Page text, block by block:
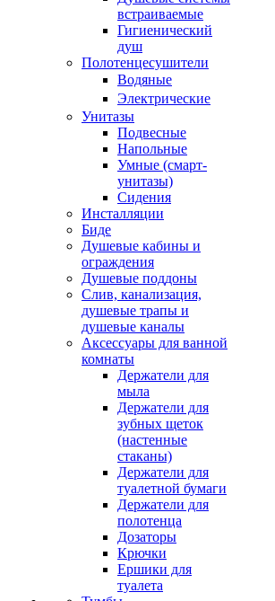
встраиваемые
Гигиенический
душ
Полотенцесушители
ㅤВодяные
ㅤЭлектрические
Унитазы
Подвесные
Напольные
Умные (смарт-
унитазы)
Сидения
Инсталляции
Биде
Душевые кабины и
ограждения
Душевые поддоны
Слив, канализация,
душевые трапы и
душевые каналы
Аксессуары для ванной
комнаты
Держатели для
мыла
Держатели для
зубных щеток
(настенные
стаканы)
Держатели для
туалетной бумаги
Держатели для
полотенца
Дозаторы
Крючки
Ершики для
туалета